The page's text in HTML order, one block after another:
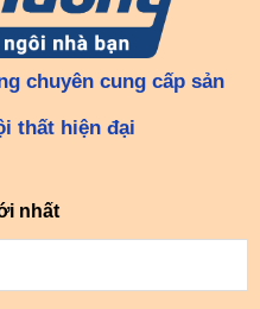
chuyên cung cấp sản
thất hiện đại
nhất